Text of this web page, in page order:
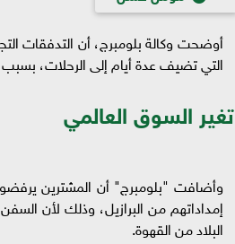
أوضحت وكالة بلومبرج، أن التدفقات
التي تضيف عدة أيام إلى الرحلات، بسبب
تغير السوق العالمي
وأضافت "بلومبرج" أن المشترين
إمداداتهم من البرازيل، وذلك لأن
البلاد من القهوة.